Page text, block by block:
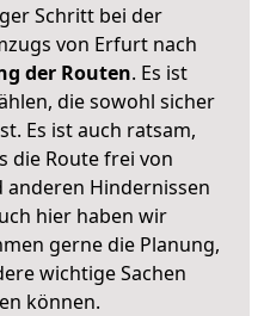
Schritt bei der
von Erfurt nach
der Routen. Es ist
die sowohl sicher
Es ist auch ratsam,
die Route frei von
Hindernissen
hier haben wir
gerne die Planung,
wichtige Sachen
können.